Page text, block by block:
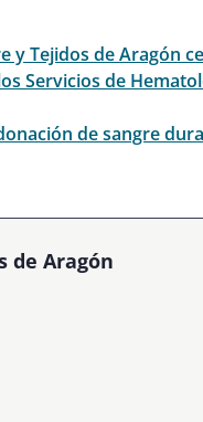
y Tejidos de Aragón
Servicios de
de sangre
de Aragón